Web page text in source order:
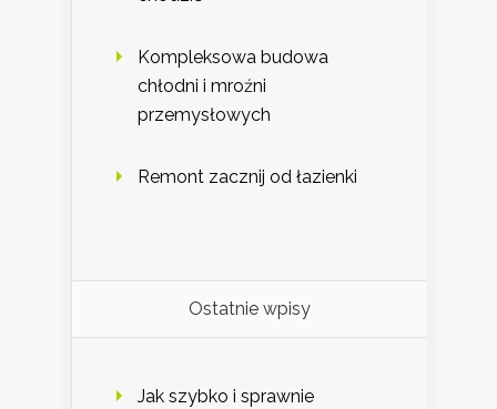
Kompleksowa budowa
chłodni i mroźni
przemysłowych
Remont zacznij od łazienki
Ostatnie wpisy
Jak szybko i sprawnie